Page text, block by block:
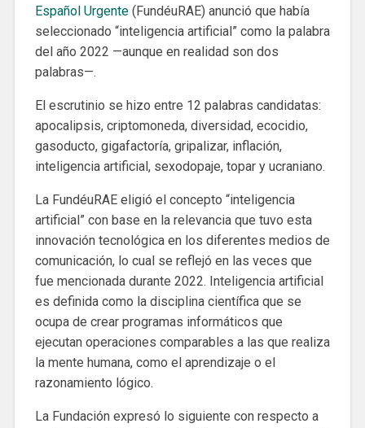
Español Urgente(FundéuRAE) anunció que había
seleccionado “inteligencia artificial” como la palabra
del año 2022 —aunque en realidad son dos
palabras—.
El escrutinio se hizo entre 12 palabras candidatas:
apocalipsis, criptomoneda, diversidad, ecocidio,
gasoducto, gigafactoría, gripalizar, inflación,
inteligencia artificial, sexodopaje, topar y ucraniano.
La FundéuRAE eligió el concepto “inteligencia
artificial” con base en la relevancia que tuvo esta
innovación tecnológica en los diferentes medios de
comunicación, lo cual se reflejó en las veces que
fue mencionada durante 2022. Inteligencia artificial
es definida como la disciplina científica que se
ocupa de crear programas informáticos que
ejecutan operaciones comparables a las que realiza
la mente humana, como el aprendizaje o el
razonamiento lógico.
La Fundación expresó lo siguiente con respecto a